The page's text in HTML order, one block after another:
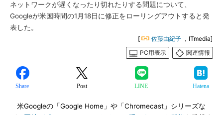
ネットワークが遅くなったり切れたりする問題について、
Googleが米国時間の1月18日に修正をローリングアウトすると発
表した。
[ 佐藤由紀子 ，ITmedia]
PC用表示
関連情報
Share Post LINE Hatena
米Googleの「Google Home」や「Chromecast」シリーズな